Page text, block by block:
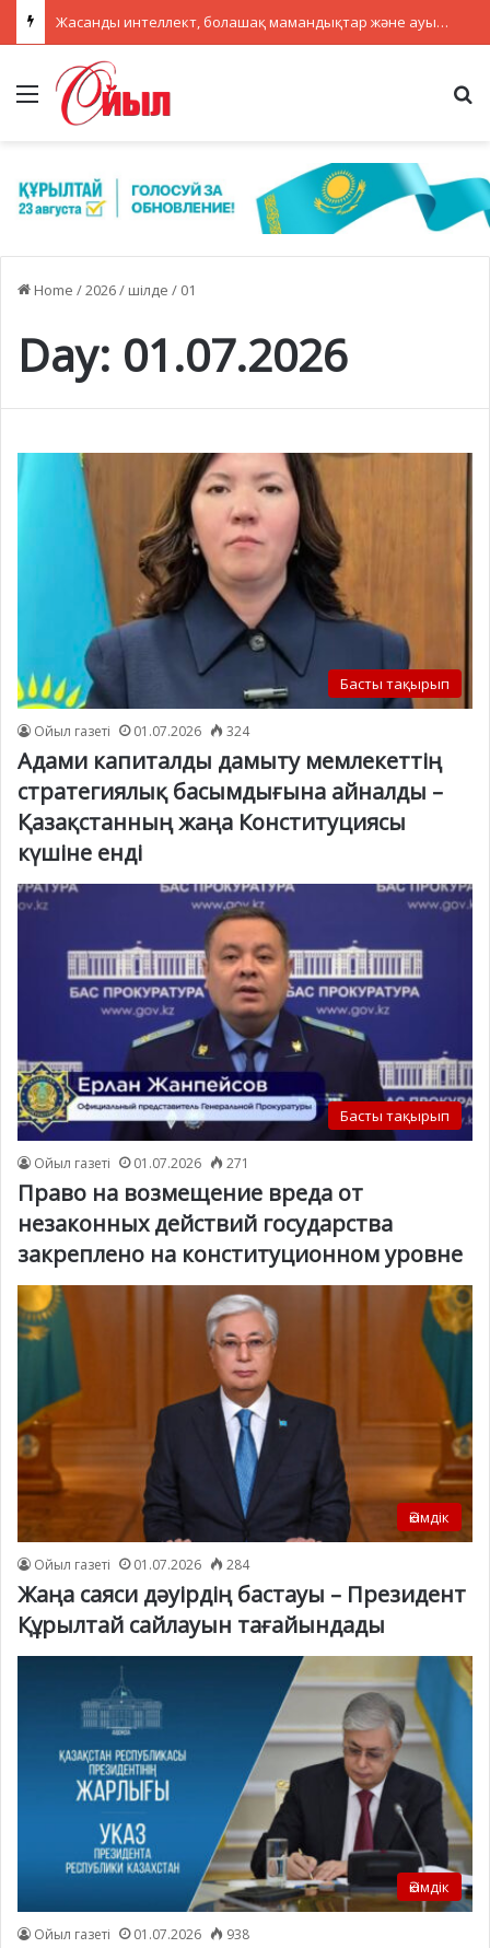
ҚАЗАҚСТАНДА МӘМС ҚАРАЖАТЫН НЕГІЗСІЗ ТӨЛЕМДЕРДЕН ҚОРҒАУДЫҢ ЖАҢА ЖҮЙЕСІ ҚҰРЫЛУДА
Menu
Home /2026/ шілде / 01
Day: 01.07.2026
Басты тақырып
Ойыл газеті 01.07.2026 324
Адами капиталды дамыту мемлекеттің
стратегиялық басымдығына айналды –
Қазақстанның жаңа Конституциясы
күшіне енді
Басты тақырып
Ойыл газеті 01.07.2026 271
Право на возмещение вреда от
незаконных действий государства
закреплено на конституционном уровне
Әкімдік
Ойыл газеті 01.07.2026 284
Жаңа саяси дәуірдің бастауы – Президент
Құрылтай сайлауын тағайындады
Әкімдік
Ойыл газеті 01.07.2026 938